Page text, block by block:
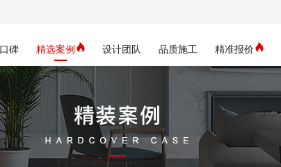
口碑 精选案例 设计团队 品质施工 精准报价